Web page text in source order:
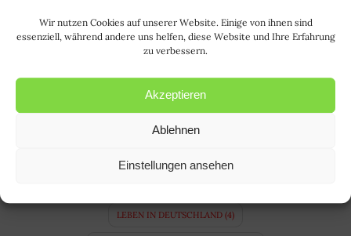
Wir nutzen Cookies auf unserer Website. Einige von ihnen sind
essenziell, während andere uns helfen, diese Website und Ihre Erfahrung
zu verbessern.
Akzeptieren
Ablehnen
Einstellungen ansehen
DEUTSCHE SPRACHE(5) DEUTSCHLAND(47)
DICA DE VIAGEM(9) DICAS DE VIAGEM
DIFERENÇAS CULTURAIS
LEBEN IN DEUTSCHLAND (4)